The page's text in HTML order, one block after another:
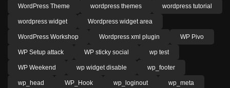
WordPress Theme wordpress themes wordpress tutorial
wordpress widget Wordpress widget area
WordPress Workshop Wordpress xml plugin WP Pivo
WP Setup attack WP sticky social wp test
WP Weekend wp widget disable wp_footer
wp_head WP_Hook wp_loginout wp_meta